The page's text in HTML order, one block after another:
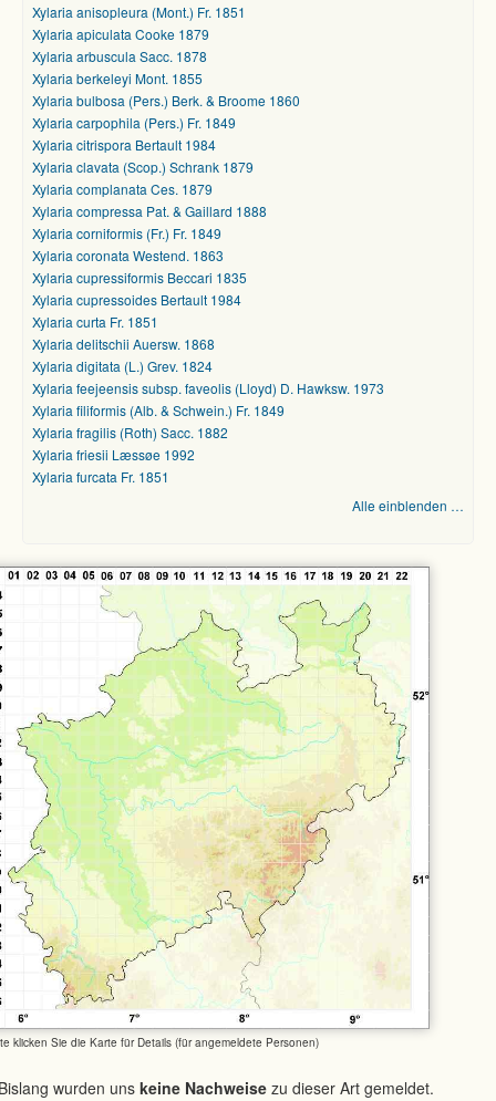
Xylaria anisopleura (Mont.) Fr. 1851
Xylaria apiculata Cooke 1879
Xylaria arbuscula Sacc. 1878
Xylaria berkeleyi Mont. 1855
Xylaria bulbosa (Pers.) Berk. & Broome 1860
Xylaria carpophila (Pers.) Fr. 1849
Xylaria citrispora Bertault 1984
Xylaria clavata (Scop.) Schrank 1879
Xylaria complanata Ces. 1879
Xylaria compressa Pat. & Gaillard 1888
Xylaria corniformis (Fr.) Fr. 1849
Xylaria coronata Westend. 1863
Xylaria cupressiformis Beccari 1835
Xylaria cupressoides Bertault 1984
Xylaria curta Fr. 1851
Xylaria delitschii Auersw. 1868
Xylaria digitata (L.) Grev. 1824
Xylaria feejeensis subsp. faveolis (Lloyd) D. Hawksw. 1973
Xylaria filiformis (Alb. & Schwein.) Fr. 1849
Xylaria fragilis (Roth) Sacc. 1882
Xylaria friesii Læssøe 1992
Xylaria furcata Fr. 1851
Alle einblenden …
klicken Sie die Karte für Details (für angemeldete Personen)
wurden uns keine Nachweise zu dieser Art gemeldet.